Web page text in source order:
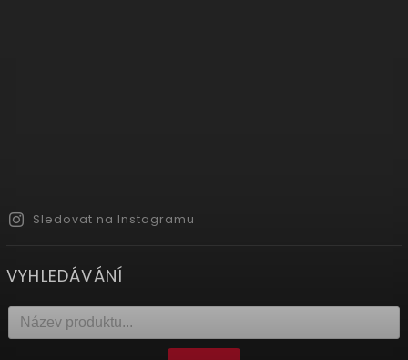
Sledovat na Instagramu
VYHLEDÁVÁNÍ